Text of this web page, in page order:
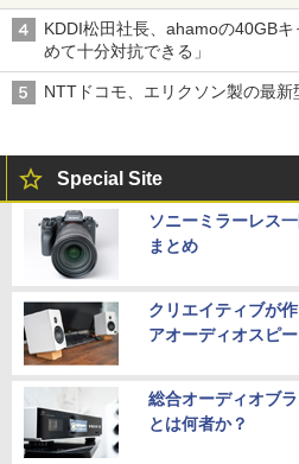
KDDI松田社長、ahamoの40GB
めて十分対抗できる」
NTTドコモ、エリクソン製の最新
Special Site
ソニーミラーレス
まとめ
クリエイティブが
アオーディオスピ
総合オーディオブ
とは何者か？